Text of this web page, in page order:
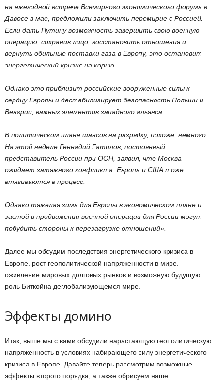
на ежегодной встрече Всемирного экономического форума в
Давосе в мае, предложили заключить перемирие с Россией.
Если дать Путину возможность завершить свою военную
операцию, сохранив лицо, восстановить отношения и
вернуть обильные поставки газа в Европу, это остановит
энергетический кризис на корню.
Однако это приблизит российские вооруженные силы к
сердцу Европы и дестабилизирует безопасность Польши и
Венгрии, важных элементов западного альянса.
В политическом плане шансов на разрядку, похоже, немного.
На этой неделе Геннадий Гатилов, постоянный
представитель России при ООН, заявил, что Москва
ожидает затяжного конфликта. Европа и США тоже
втягиваются в процесс.
Однако тяжелая зима для Европы в экономическом плане и
застой в продвижении военной операции для России могут
побудить стороны к перезагрузке отношений».
Далее мы обсудим последствия энергетического кризиса в
Европе, рост геополитической напряженности в мире,
оживление мировых долговых рынков и возможную будущую
роль Биткойна деглобализующемся мире.
Эффекты домино
Итак, выше мы с вами обсудили нарастающую геополитическую
напряженность в условиях набирающего силу энергетического
кризиса в Европе. Давайте теперь рассмотрим возможные
эффекты второго порядка, а также обрисуем наше